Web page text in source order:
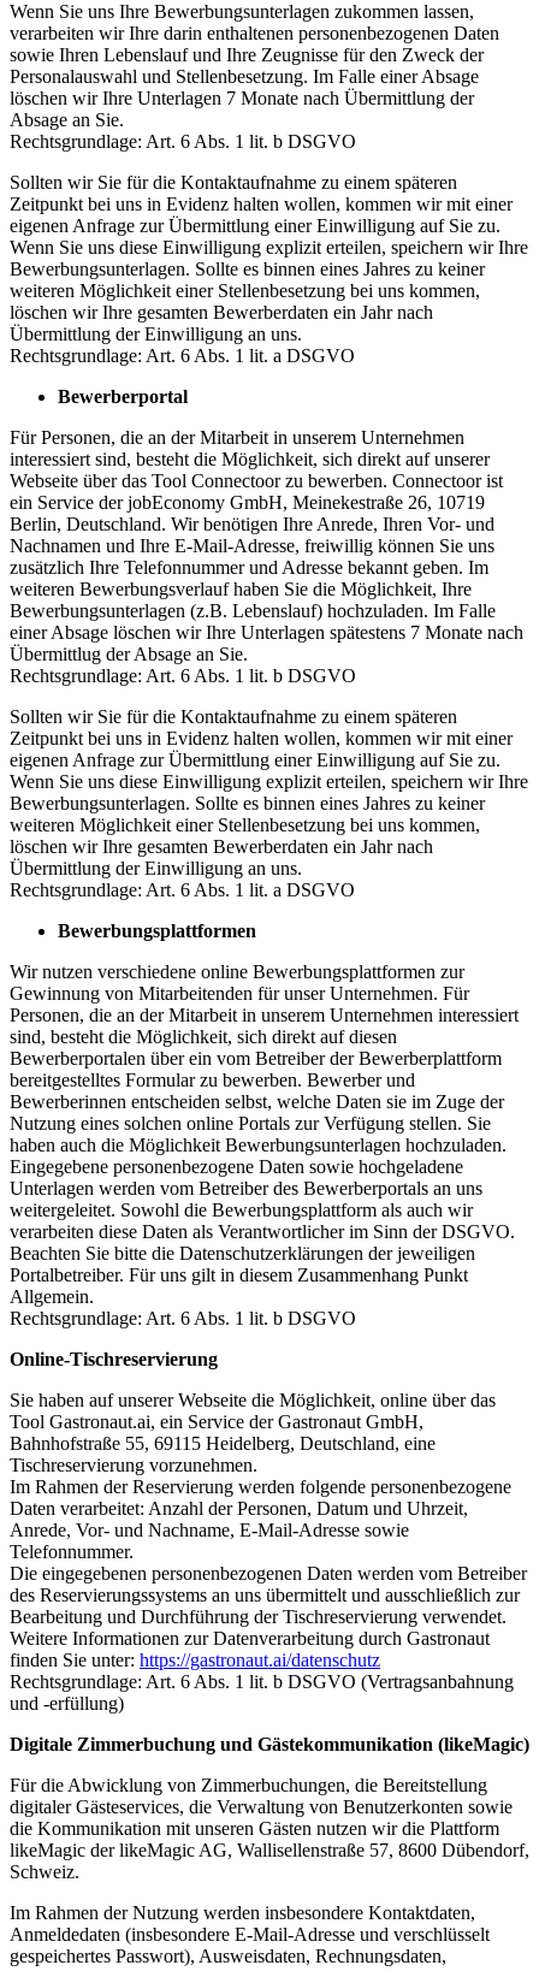
Wenn Sie uns Ihre Bewerbungsunterlagen zukommen lassen,
verarbeiten wir Ihre darin enthaltenen personenbezogenen Daten
sowie Ihren Lebenslauf und Ihre Zeugnisse für den Zweck der
Personalauswahl und Stellenbesetzung. Im Falle einer Absage
löschen wir Ihre Unterlagen 7 Monate nach Übermittlung der
Absage an Sie.
Rechtsgrundlage: Art. 6 Abs. 1 lit. b DSGVO
Sollten wir Sie für die Kontaktaufnahme zu einem späteren
Zeitpunkt bei uns in Evidenz halten wollen, kommen wir mit einer
eigenen Anfrage zur Übermittlung einer Einwilligung auf Sie zu.
Wenn Sie uns diese Einwilligung explizit erteilen, speichern wir Ihre
Bewerbungsunterlagen. Sollte es binnen eines Jahres zu keiner
weiteren Möglichkeit einer Stellenbesetzung bei uns kommen,
löschen wir Ihre gesamten Bewerberdaten ein Jahr nach
Übermittlung der Einwilligung an uns.
Rechtsgrundlage: Art. 6 Abs. 1 lit. a DSGVO
Bewerberportal
Für Personen, die an der Mitarbeit in unserem Unternehmen
interessiert sind, besteht die Möglichkeit, sich direkt auf unserer
Webseite über das Tool Connectoor zu bewerben. Connectoor ist
ein Service der jobEconomy GmbH, Meinekestraße 26, 10719
Berlin, Deutschland. Wir benötigen Ihre Anrede, Ihren Vor- und
Nachnamen und Ihre E-Mail-Adresse, freiwillig können Sie uns
zusätzlich Ihre Telefonnummer und Adresse bekannt geben. Im
weiteren Bewerbungsverlauf haben Sie die Möglichkeit, Ihre
Bewerbungsunterlagen (z.B. Lebenslauf) hochzuladen. Im Falle
einer Absage löschen wir Ihre Unterlagen spätestens 7 Monate nach
Übermittlug der Absage an Sie.
Rechtsgrundlage: Art. 6 Abs. 1 lit. b DSGVO
Sollten wir Sie für die Kontaktaufnahme zu einem späteren
Zeitpunkt bei uns in Evidenz halten wollen, kommen wir mit einer
eigenen Anfrage zur Übermittlung einer Einwilligung auf Sie zu.
Wenn Sie uns diese Einwilligung explizit erteilen, speichern wir Ihre
Bewerbungsunterlagen. Sollte es binnen eines Jahres zu keiner
weiteren Möglichkeit einer Stellenbesetzung bei uns kommen,
löschen wir Ihre gesamten Bewerberdaten ein Jahr nach
Übermittlung der Einwilligung an uns.
Rechtsgrundlage: Art. 6 Abs. 1 lit. a DSGVO
Bewerbungsplattformen
Wir nutzen verschiedene online Bewerbungsplattformen zur
Gewinnung von Mitarbeitenden für unser Unternehmen. Für
Personen, die an der Mitarbeit in unserem Unternehmen interessiert
sind, besteht die Möglichkeit, sich direkt auf diesen
Bewerberportalen über ein vom Betreiber der Bewerberplattform
bereitgestelltes Formular zu bewerben. Bewerber und
Bewerberinnen entscheiden selbst, welche Daten sie im Zuge der
Nutzung eines solchen online Portals zur Verfügung stellen. Sie
haben auch die Möglichkeit Bewerbungsunterlagen hochzuladen.
Eingegebene personenbezogene Daten sowie hochgeladene
Unterlagen werden vom Betreiber des Bewerberportals an uns
weitergeleitet. Sowohl die Bewerbungsplattform als auch wir
verarbeiten diese Daten als Verantwortlicher im Sinn der DSGVO.
Beachten Sie bitte die Datenschutzerklärungen der jeweiligen
Portalbetreiber. Für uns gilt in diesem Zusammenhang Punkt
Allgemein.
Rechtsgrundlage: Art. 6 Abs. 1 lit. b DSGVO
Online-Tischreservierung
Sie haben auf unserer Webseite die Möglichkeit, online über das
Tool Gastronaut.ai, ein Service der Gastronaut GmbH,
Bahnhofstraße 55, 69115 Heidelberg, Deutschland, eine
Tischreservierung vorzunehmen.
Im Rahmen der Reservierung werden folgende personenbezogene
Daten verarbeitet: Anzahl der Personen, Datum und Uhrzeit,
Anrede, Vor- und Nachname, E-Mail-Adresse sowie
Telefonnummer.
Die eingegebenen personenbezogenen Daten werden vom Betreiber
des Reservierungssystems an uns übermittelt und ausschließlich zur
Bearbeitung und Durchführung der Tischreservierung verwendet.
Weitere Informationen zur Datenverarbeitung durch Gastronaut
finden Sie unter: https://gastronaut.ai/datenschutz
Rechtsgrundlage: Art. 6 Abs. 1 lit. b DSGVO (Vertragsanbahnung
und -erfüllung)
Digitale Zimmerbuchung und Gästekommunikation (likeMagic)
Für die Abwicklung von Zimmerbuchungen, die Bereitstellung
digitaler Gästeservices, die Verwaltung von Benutzerkonten sowie
die Kommunikation mit unseren Gästen nutzen wir die Plattform
likeMagic der likeMagic AG, Wallisellenstraße 57, 8600 Dübendorf,
Schweiz.
Im Rahmen der Nutzung werden insbesondere Kontaktdaten,
Anmeldedaten (insbesondere E-Mail-Adresse und verschlüsselt
gespeichertes Passwort), Ausweisdaten, Rechnungsdaten,